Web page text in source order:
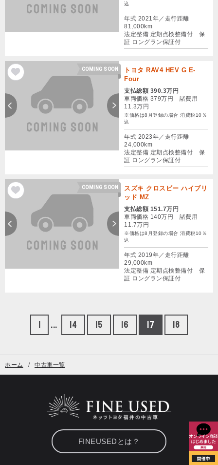
込
年式 2021年／走行距離
81,000km
法定整備 定期点検整備付 保
証 ロングラン保証付
COMING SOON
トヨタ RAV4 HEV G E-
Four
支払総額 390.3万円
車両価格 379万円 諸費用
11.3万円
※価格は8月登録の場合 消費税10％
込
年式 2023年／走行距離
24,000km
法定整備 定期点検整備付 保
証 ロングラン保証付
COMING SOON
スズキ クロスビー ハイブリ
ッド MZ
支払総額 151.7万円
車両価格 140万円 諸費用
11.7万円
※価格は8月登録の場合 消費税10％
込
年式 2019年／走行距離
29,000km
法定整備 定期点検整備付 保
証 ロングラン保証付
1 ... 14 15 16 17 18
ホーム 中古車一覧
FINEUSEDとは？